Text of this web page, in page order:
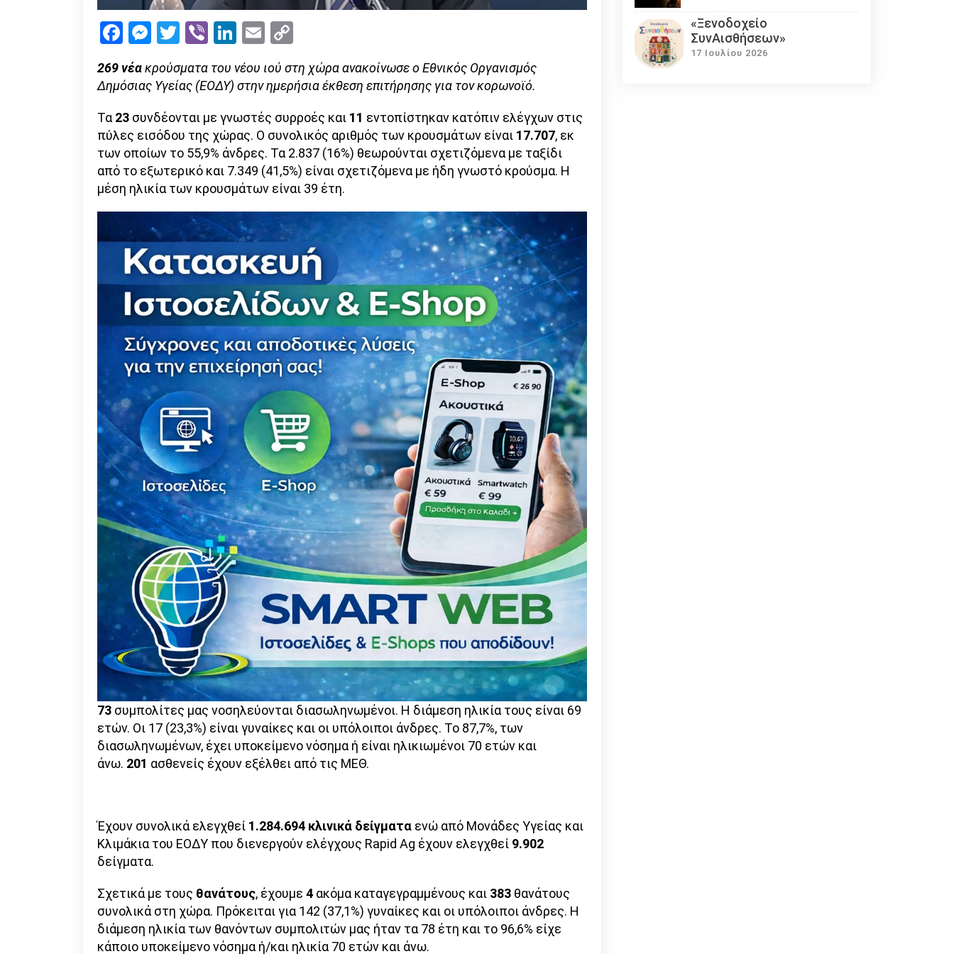
Facebook
Messenger
Twitter
ViberLinkedIn
Email
Link
269 νέακρούσματα του νέου ιού στη χώρα ανακοίνωσε ο Εθνικός Οργανισμός
Δημόσιας Υγείας (ΕΟΔΥ) στην ημερήσια έκθεση επιτήρησης για τον κορωνοϊό.
Τα 23 συνδέονται με γνωστές συρροές και 11 εντοπίστηκαν κατόπιν ελέγχων στις
πύλες εισόδου της χώρας. Ο συνολικός αριθμός των κρουσμάτων είναι 17.707, εκ
των οποίων το 55,9% άνδρες. Τα 2.837 (16%) θεωρούνται σχετιζόμενα με ταξίδι
από το εξωτερικό και 7.349 (41,5%) είναι σχετιζόμενα με ήδη γνωστό κρούσμα. Η
μέση ηλικία των κρουσμάτων είναι 39 έτη.
73 συμπολίτες μας νοσηλεύονται διασωληνωμένοι. Η διάμεση ηλικία τους είναι 69
ετών. Οι 17 (23,3%) είναι γυναίκες και οι υπόλοιποι άνδρες. To 87,7%, των
διασωληνωμένων, έχει υποκείμενο νόσημα ή είναι ηλικιωμένοι 70 ετών και
άνω. 201 ασθενείς έχουν εξέλθει από τις ΜΕΘ.
Έχουν συνολικά ελεγχθεί 1.284.694 κλινικά δείγματα ενώ από Μονάδες Υγείας και
Κλιμάκια του ΕΟΔΥ που διενεργούν ελέγχους Rapid Ag έχουν ελεγχθεί 9.902
δείγματα.
Σχετικά με τους θανάτους, έχουμε 4 ακόμα καταγεγραμμένους και 383 θανάτους
συνολικά στη χώρα. Πρόκειται για 142 (37,1%) γυναίκες και οι υπόλοιποι άνδρες. Η
διάμεση ηλικία των θανόντων συμπολιτών μας ήταν τα 78 έτη και το 96,6% είχε
κάποιο υποκείμενο νόσημα ή/και ηλικία 70 ετών και άνω.
«Ξενοδοχείο
ΣυνΑισθήσεων»
17 Ιουλίου 2026